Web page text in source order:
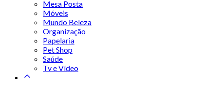
Mesa Posta
Móveis
Mundo Beleza
Organização
Papelaria
Pet Shop
Saúde
Tv e Vídeo